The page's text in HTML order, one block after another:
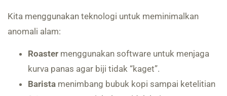
Kita menggunakan teknologi untuk meminimalkan
anomali alam:
Roaster menggunakan software untuk menjaga
kurva panas agar biji tidak “kaget”.
Barista menimbang bubuk kopi sampai ketelitian